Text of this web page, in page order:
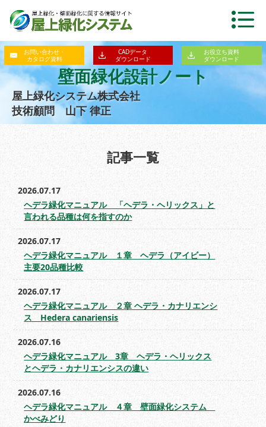
お問い合わせ・
カタログ資料
CADデータ
ダウンロード
お役立ち資料
ダウンロード
壁面緑化設計ノート
屋上緑化システム株式会社
技術顧問 山下 律正
記事一覧
2026.07.17
ヘデラ緑化マニュアル 「ヘデラ・ヘリックス」と
言われる品種は何を指すのか
2026.07.17
ヘデラ緑化マニュアル １章 ヘデラ（アイビー）
主要20品種比較
2026.07.17
ヘデラ緑化マニュアル ２章 ヘデラ・カナリエンシ
ス Hedera canariensis
2026.07.16
ヘデラ緑化マニュアル 3章 ヘデラ・ヘリックス
とヘデラ・カナリエンシスの違い
2026.07.16
ヘデラ緑化マニュアル ４章 壁面緑化システム
かべみどり